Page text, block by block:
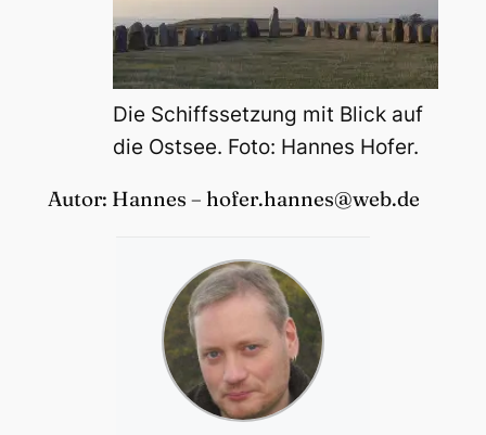
Die Schiffssetzung mit Blick auf
die Ostsee. Foto: Hannes Hofer.
Autor: Hannes – hofer.hannes@web.de